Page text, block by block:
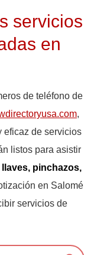
servicios
en
de teléfono de
,
eficaz de servicios
listos para asistir
pinchazos,
en Salomé
servicios de